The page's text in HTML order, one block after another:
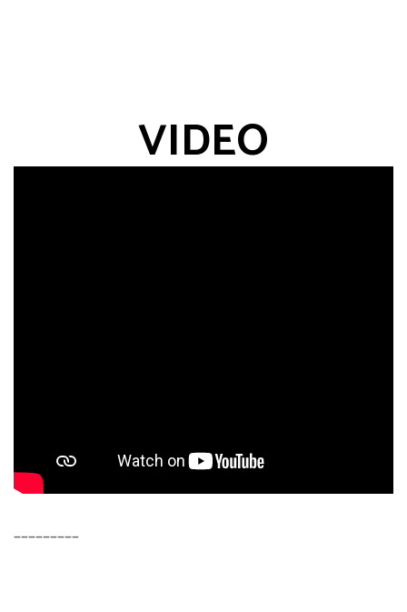
VIDEO
_________